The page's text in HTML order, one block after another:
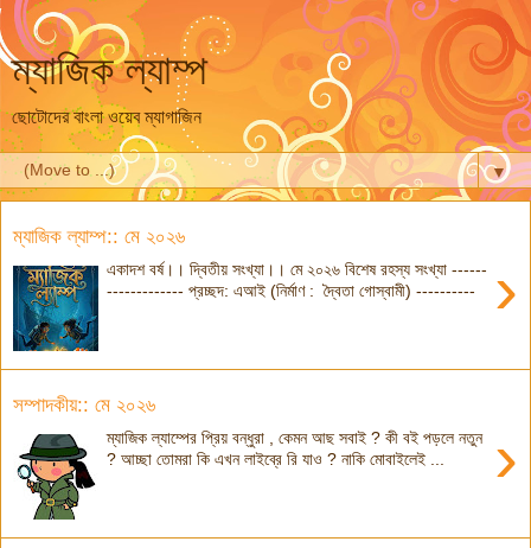
ম্যাজিক ল্যাম্প
ছোটোদের বাংলা ওয়েব ম্যাগাজিন
▼
ম্যাজিক ল্যাম্প:: মে ২০২৬
›
একাদশ বর্ষ।। দ্বিতীয় সংখ্যা।। মে ২০২৬ বিশেষ রহস্য সংখ্যা ------
------------- প্রচ্ছদ: এআই (নির্মাণ : দ্বৈতা গোস্বামী) ----------
সম্পাদকীয়:: মে ২০২৬
›
ম্যাজিক ল্যাম্পের প্রিয় বন্ধুরা , কেমন আছ সবাই ? কী বই পড়লে নতুন
? আচ্ছা তোমরা কি এখন লাইব্রে রি যাও ? নাকি মোবাইলেই ...